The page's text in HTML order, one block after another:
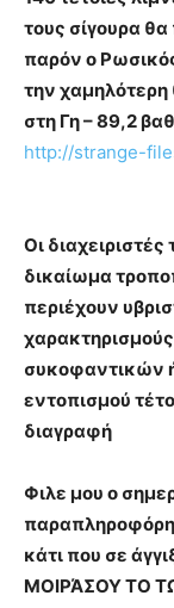
τους σίγουρα
παρόν ο
την χαμηλότερη
στη Γη – 89,2
http://strange-
Οι
δικαίωμα
περιέχουν
συκοφαντικών
εντοπισμού
διαγραφή
Φιλε μου ο
κάτι που σε
ΜΟΙΡΆΣΟΥ ΤΟ